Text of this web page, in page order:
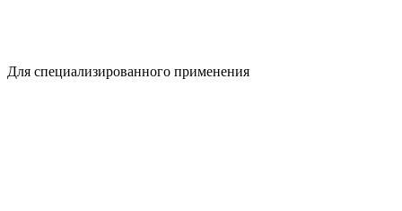
Для специализированного применения